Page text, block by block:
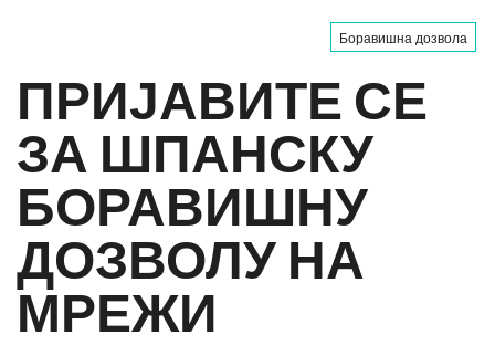
Боравишна дозвола
ПРИЈАВИТЕ СЕ
ЗА ШПАНСКУ
БОРАВИШНУ
ДОЗВОЛУ НА
МРЕЖИ